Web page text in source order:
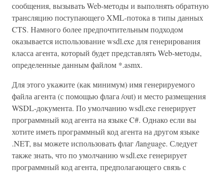
сообщения, вызывать Web-методы и выполнять обратную
трансляцию поступающего XML-потока в типы данных
CTS. Намного более предпочтительным подходом
оказывается использование wsdl.exe для генерирования
класса агента, который будет представлять Web-методы,
определенные данным файлом *.asmx.
Для этого укажите (как минимум) имя генерируемого
файла агента (с помощью флага /out) и место размещения
WSDL-документа. По умолчанию wsdl.exe генерирует
программный код агента на языке C#. Однако если вы
хотите иметь программный код агента на другом языке
.NET, вы можете использовать флаг /language. Следует
также знать, что по умолчанию wsdl.exe генерирует
программный код агента, предполагающего связь с